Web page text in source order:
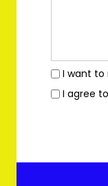
I want to
I agree